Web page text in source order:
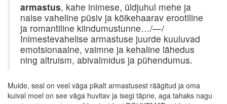
armastus, kahe inimese, üldjuhul mehe ja
naise vaheline püsiv ja kõikehaarav erootiline
ja romantiline kiindumustunne…/—/
Inimestevahelise armastuse juurde kuuluvad
emotsionaalne, vaimne ja kehaline lähedus
ning altruism, abivalmidus ja pühendumus.
Muide, seal on veel väga pikalt armastusest räägitud ja oma
kuival moel on see väga huvitav ja isegi täpne, aga tahaks nagu